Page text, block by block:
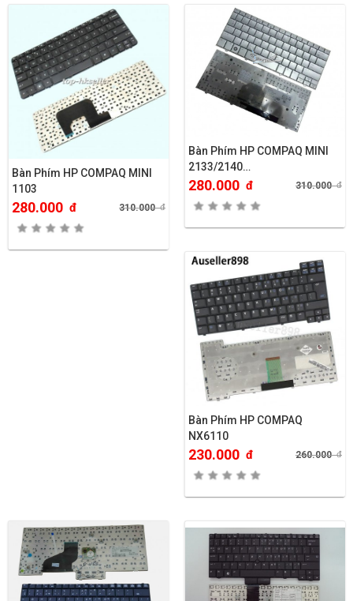
Bàn Phím HP COMPAQ MINI
1103
280.000 đ 310.000đ
Bàn Phím HP COMPAQ MINI
2133/2140…
280.000 đ 310.000đ
Bàn Phím HP COMPAQ
NX6110
230.000 đ 260.000đ